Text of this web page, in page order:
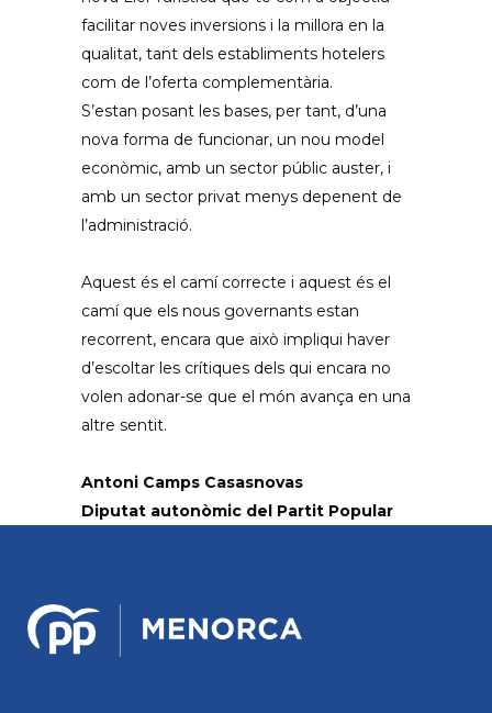
facilitar noves inversions i la millora en la
qualitat, tant dels establiments hotelers
com de l’oferta complementària.
S’estan posant les bases, per tant, d’una
nova forma de funcionar, un nou model
econòmic, amb un sector públic auster, i
amb un sector privat menys depenent de
l’administració.
Aquest és el camí correcte i aquest és el
camí que els nous governants estan
recorrent, encara que això impliqui haver
d’escoltar les crítiques dels qui encara no
volen adonar-se que el món avança en una
altre sentit.
Antoni Camps Casasnovas
Diputat autonòmic del Partit Popular